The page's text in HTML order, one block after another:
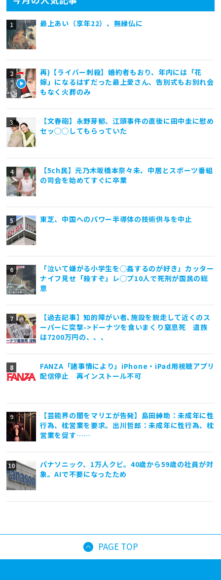
最上あい（享年22）、無縁仏に
再)【ライバー刺殺】婚約者もおり、年内には「花
嫁」になるはずだった最上愛さん、告別式もお別れ会
もなく火葬のみ
【文春砲】永野芽郁、江頭事件の直後に田中圭に慰め
セッ◯◯してもらっていた
【5ch民】元乃木坂橋本奈々未、中居とスポーツ番組
の司会を始めてすぐに卒業
東芝、中国へのパワー半導体の技術供与を中止
「泣いて嫌がる小学生を◯姦するのが好き」カッター
ナイフ見せ「殺すぞ」レ◯プ10人で死刑が国民の総
意
【過去記事】知的障がい者､施設を脱走して近くのス
ーパーに突撃->ドーナツを食いまくり窒息死 遺族
は7200万円の、、、
FANZA「諸事情により」iPhone・iPad用視聴アプリ
配信停止 再インストール不可
【芸能界の闇をマリエが告発】島田紳助：未成年に性
行為、枕営業を要求。出川哲郎：未成年に性行為、枕
営業を促す……
パナソニック、1万人クビ。40歳から59歳の社員が対
象。AIで不要になったため
PAGE TOP